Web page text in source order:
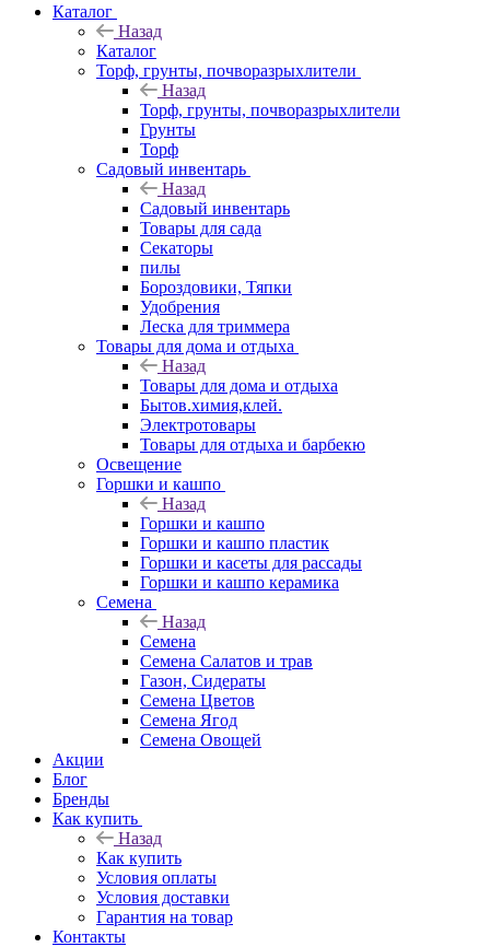
Каталог
Назад
Каталог
Торф, грунты, почворазрыхлители
Назад
Торф, грунты, почворазрыхлители
Грунты
Торф
Садовый инвентарь
Назад
Садовый инвентарь
Товары для сада
Секаторы
пилы
Бороздовики, Тяпки
Удобрения
Леска для триммера
Товары для дома и отдыха
Назад
Товары для дома и отдыха
Бытов.химия,клей.
Электротовары
Товары для отдыха и барбекю
Освещение
Горшки и кашпо
Назад
Горшки и кашпо
Горшки и кашпо пластик
Горшки и касеты для рассады
Горшки и кашпо керамика
Семена
Назад
Семена
Семена Салатов и трав
Газон, Сидераты
Семена Цветов
Семена Ягод
Семена Овощей
Акции
Блог
Бренды
Как купить
Назад
Как купить
Условия оплаты
Условия доставки
Гарантия на товар
Контакты